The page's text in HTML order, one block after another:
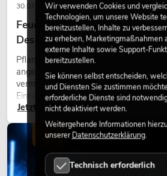
30.07.2026
Feuerhemmende
Design perfekt kombiniert
Pflanzen machen Räume lebendig. Sie
angenehme Atmosphäre, verbessern
vermitteln Natürlichkeit. Ob in Hotels,
Einkaufszentren, Bürogebäuden oder
eine hochwertige Begrünung gehört
modernen Raumkonzept.
Jetzt lesen
LICHT
Wir verwenden Cookies und
Technologien, um unsere Website
bereitzustellen, Inhalte zu
zu erheben, Marketingmaßnahmen
externe Inhalte sowie Support-
bereitzustellen.
Sie können selbst entscheiden,
und Diensten Sie zustimmen
erforderliche Dienste sind
nicht deaktiviert werden.
Weitergehende Informationen
unsererDatenschutzerklärung.
Technisch erforderlich